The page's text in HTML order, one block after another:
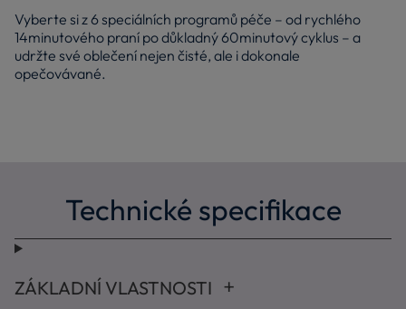
Vyberte si z 6 speciálních programů péče – od rychlého
14minutového praní po důkladný 60minutový cyklus – a
udržte své oblečení nejen čisté, ale i dokonale
opečovávané.
Technické specifikace
ZÁKLADNÍ VLASTNOSTI